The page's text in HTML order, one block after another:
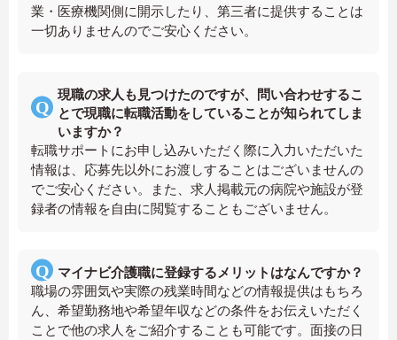
業・医療機関側に開示したり、第三者に提供することは
一切ありませんのでご安心ください。
現職の求人も見つけたのですが、問い合わせするこ
とで現職に転職活動をしていることが知られてしま
いますか？
転職サポートにお申し込みいただく際に入力いただいた
情報は、応募先以外にお渡しすることはございませんの
でご安心ください。また、求人掲載元の病院や施設が登
録者の情報を自由に閲覧することもございません。
マイナビ介護職に登録するメリットはなんですか？
職場の雰囲気や実際の残業時間などの情報提供はもちろ
ん、希望勤務地や希望年収などの条件をお伝えいただく
ことで他の求人をご紹介することも可能です。面接の日